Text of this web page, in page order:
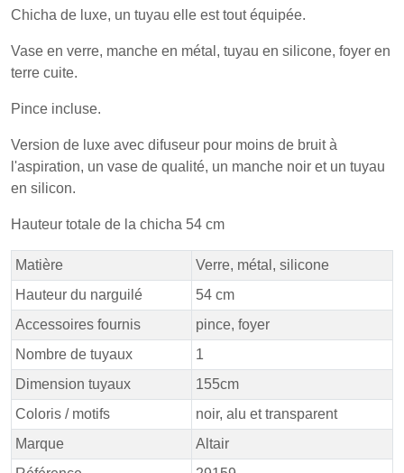
Chicha de luxe, un tuyau elle est tout équipée.
Vase en verre, manche en métal, tuyau en silicone, foyer en
terre cuite.
Pince incluse.
Version de luxe avec difuseur pour moins de bruit à
l'aspiration, un vase de qualité, un manche noir et un tuyau
en silicon.
Hauteur totale de la chicha 54 cm
Matière
Verre, métal, silicone
Hauteur du narguilé
54 cm
Accessoires fournis
pince, foyer
Nombre de tuyaux
1
Dimension tuyaux
155cm
Coloris / motifs
noir, alu et transparent
Marque
Altair